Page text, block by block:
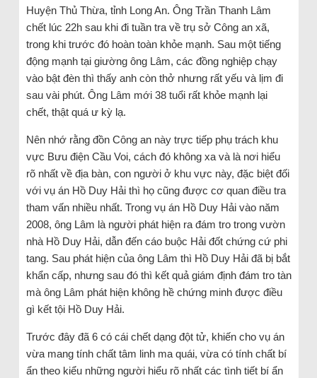
Huyện Thủ Thừa, tỉnh Long An. Ông Trần Thanh Lâm
chết lúc 22h sau khi đi tuần tra về trụ sở Công an xã,
trong khi trước đó hoàn toàn khỏe mạnh. Sau một tiếng
động mạnh tại giường ông Lâm, các đồng nghiệp chạy
vào bật đèn thì thấy anh còn thở nhưng rất yếu và lịm đi
sau vài phút. Ông Lâm mới 38 tuổi rất khỏe mạnh lại
chết, thật quá ư kỳ lạ.
Nên nhớ rằng đồn Công an này trực tiếp phụ trách khu
vực Bưu điện Cầu Voi, cách đó không xa và là nơi hiểu
rõ nhất về địa bàn, con người ở khu vực này, đặc biệt đối
với vụ án Hồ Duy Hải thì họ cũng được cơ quan điều tra
tham vấn nhiều nhất. Trong vụ án Hồ Duy Hải vào năm
2008, ông Lâm là người phát hiện ra đám tro trong vườn
nhà Hồ Duy Hải, dẫn đến cáo buộc Hải đốt chứng cứ phi
tang. Sau phát hiện của ông Lâm thì Hồ Duy Hải đã bị bắt
khẩn cấp, nhưng sau đó thì kết quả giám định đám tro tàn
mà ông Lâm phát hiện không hề chứng minh được điều
gì kết tội Hồ Duy Hải.
Trước đây đã 6 có cái chết dạng đột tử, khiến cho vụ án
vừa mang tính chất tâm linh ma quái, vừa có tính chất bí
ẩn theo kiểu những người hiểu rõ nhất các tình tiết bí ẩn